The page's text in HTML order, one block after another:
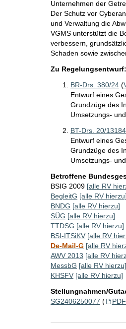
Unternehmen der
Der Schutz vor
und Verwaltung die
VGMS unterstützt die
verbessern,
Schaden sowie
Zu Regelungsentwurf:
BR-Drs. 380/24(
Entwurf eines
Grundzüge des
Umsetzungs-
BT-Drs. 20/13184
Entwurf eines
Grundzüge des
Umsetzungs-
Betroffene
BSIG 2009 [alle RV
BegleitG [alle RV hierzu]
BNDG [alle RV hierzu]
SÜG [alle RV hierzu]
TTDSG [alle RV hierzu]
BSI-ITSiKV [alle RV
De-Mail-G [alle RV
AWV 2013 [alle RV
MessbG [alle RV hierzu]
KHSFV [alle RV hierzu]
Stellungnahmen/
SG2406250077 (